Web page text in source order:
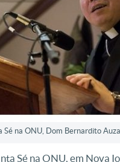
na ONU, Dom Bernardito
Sé na ONU, em Nova